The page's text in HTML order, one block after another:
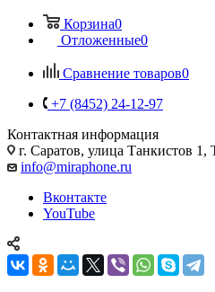
Корзина0
Отложенные0
Сравнение товаров0
+7 (8452) 24-12-97
Контактная информация
г. Саратов, улица Танкистов
info@miraphone.ru
Вконтакте
YouTube